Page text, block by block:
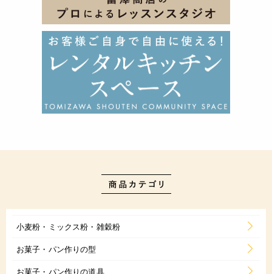
小麦粉・ミックス粉・雑穀粉
お菓子・パン作りの型
お菓子・パン作りの道具